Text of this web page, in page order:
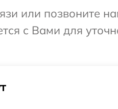
или позвоните
с Вами для